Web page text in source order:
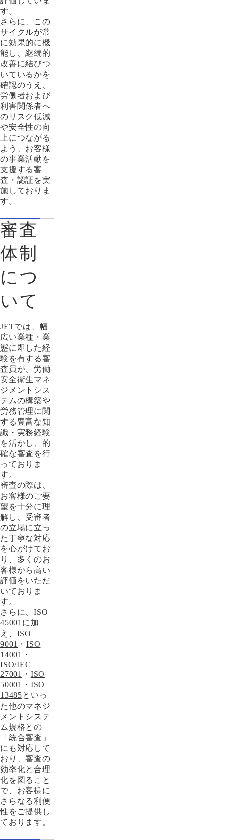
す。
さらに、この
サイクルが常
に効果的に機
能し、継続的
改善に結びつ
いているかを
確認のうえ、
労働者および
利害関係者へ
のリスク低減
や安全性の向
上につながる
よう、お客様
の事業活動を
支援する審
査・認証を実
施しておりま
す。
審査
体制
につ
いて
JETでは、幅
広い業種・業
態に即した経
験を有する審
査員が、労働
安全衛生マネ
ジメントシス
テムの構築や
労務管理に関
する豊富な知
識・実務経験
を活かし、的
確な審査を行
っておりま
す。
審査の際は、
お客様のご要
望を十分に理
解し、受審者
の立場に立っ
た丁寧な対応
を心がけてお
り、多くのお
客様から高い
評価をいただ
いておりま
す。
さらに、ISO
45001に加
え、 ISO
9001
・ISO
14001
・
ISO/IEC
27001
・ ISO
50001
・ ISO
13485といっ
た他のマネジ
メントシステ
ム規格との
「統合審査」
にも対応して
おり、審査の
効率化と合理
化を図ること
で、お客様に
さらなる利便
性をご提供し
ております。